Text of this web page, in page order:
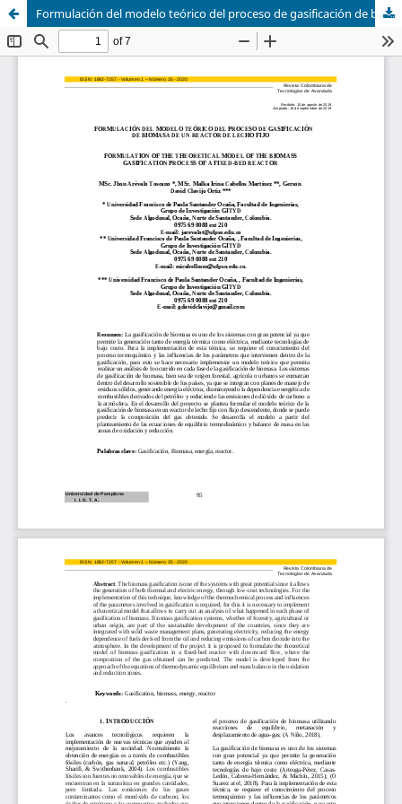
Formulación del modelo teórico del proceso de gasificación de biomasa de un reactor de lecho fijo